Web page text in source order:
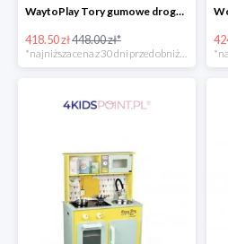
WaytoPlay Tory gumowe droga do układnia dla dzieci 40 elem.
418.50 zł448.00 zł*
*najniższa cena z 30 dni przed obniżką